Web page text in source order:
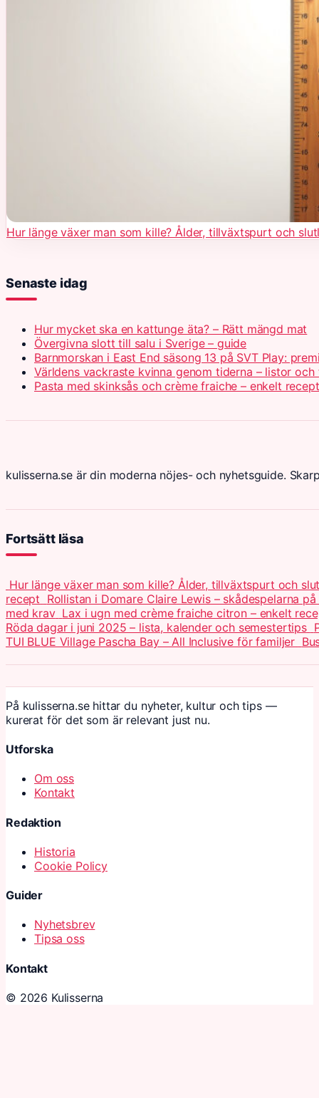
Hur länge växer man som kille? Ålder, tillväxtspurt och
Senaste idag
Hur mycket ska en kattunge äta? – Rätt mängd mat
Övergivna slott till salu i Sverige – guide
Barnmorskan i East End säsong 13 på SVT Play:
Världens vackraste kvinna genom tiderna – listor och
Pasta med skinksås och crème fraiche – enkelt recept
kulisserna.se är din moderna nöjes- och nyhetsguide.
Fortsätt läsa
Hur länge växer man som kille? Ålder, tillväxtspurt och
recept Rollistan i Domare Claire Lewis – skådespelarna på
med krav Lax i ugn med crème fraiche citron – enkelt
Röda dagar i juni 2025 – lista, kalender och semestertips
TUI BLUE Village Pascha Bay – All Inclusive för familjer
På kulisserna.se hittar du nyheter, kultur och tips —
kurerat för det som är relevant just nu.
Utforska
Om oss
Kontakt
Redaktion
Historia
Cookie Policy
Guider
Nyhetsbrev
Tipsa oss
Kontakt
© 2026 Kulisserna